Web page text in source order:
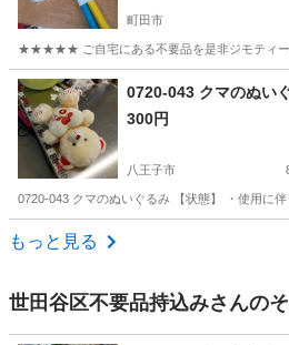
町田市
★★★★★ ご自宅にある不要品を是非ジモティー
東京 町田市 スヌーピー
0720-043 クマのぬい
300円
八王子市
0720-043 クマのぬいぐるみ 【状態】 ・使用に
東京 八王子市
もっと見る
世田谷区不要品持込みさんの